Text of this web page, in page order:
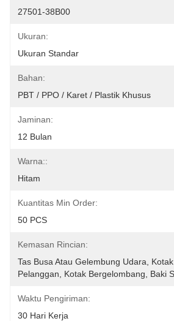
27501-38B00
Ukuran:
Ukuran Standar
Bahan:
PBT / PPO / Karet / Plastik Khusus
Jaminan:
12 Bulan
Warna::
Hitam
Kuantitas Min Order:
50 PCS
Kemasan Rincian:
Tas Busa Atau Gelembung Udara,
Pelanggan, Kotak Bergelombang, Baki
Waktu Pengiriman:
30 Hari Kerja